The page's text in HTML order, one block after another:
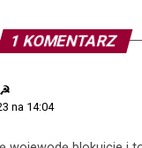
1 KOMENTARZ
☭
na 14:04